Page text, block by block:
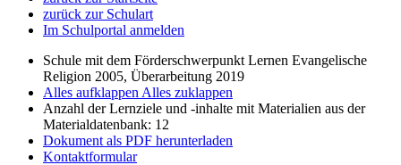
zurück zur Schulart
Im Schulportal anmelden
Schule mit dem Förderschwerpunkt Lernen Evangelische
Religion 2005, Überarbeitung 2019
Alles aufklappen Alles zuklappen
Anzahl der Lernziele und -inhalte mit Materialien aus der
Materialdatenbank: 12
Dokument als PDF herunterladen
Kontaktformular